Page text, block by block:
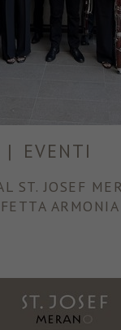
| EVENTI
ST. JOSEF